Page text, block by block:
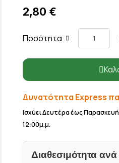
2,80 €
Ποσότητα
Δυνατότητα Express
Ισχύει Δευτέρα έως
12:00μ.μ.
Διαθεσιμότητα